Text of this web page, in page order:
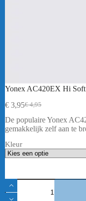
Yonex AC420EX Hi
€4,95
Oorspronkelijke
prijs
was:
€ 4,95.
€ 3,95Huidige
prijs
is:
€ 3,95.
De populaire Yonex
gemakkelijk zelf aan te
Kleur
Yonex
AC420EX
Hi